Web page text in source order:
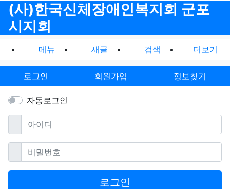
(사)한국신체장애인복지회 군포
시지회
메뉴 새글 검색 더보기
로그인 회원가입 정보찾기
자동로그인
아이디필수
비밀번호필수
로그인